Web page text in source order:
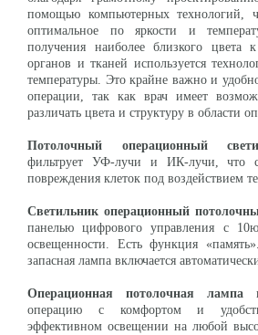
помощью компьютерных технологий,
оптимальное по яркости и
получения наиболее близкого цвета
органов и тканей используется
температуры. Это крайне важно и
операции, так как врач имеет
различать цвета и структуру в области
Потолочный операционный
фильтрует УФ-лучи и ИК-лучи, что
повреждения клеток под воздействием
Светильник операционный
панелью цифрового управления с
освещенности. Есть функция
запасная лампа включается
Операционная потолочная лампа
операцию с комфортом и
эффективном освещении на любой